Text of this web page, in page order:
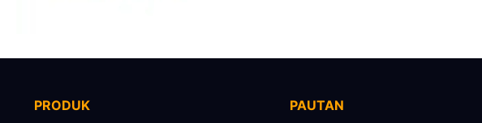
PRODUK PAUTAN